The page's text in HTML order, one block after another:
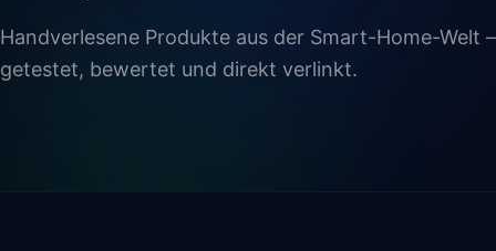
Handverlesene Produkte aus der Smart-Home-Welt –
getestet, bewertet und direkt verlinkt.